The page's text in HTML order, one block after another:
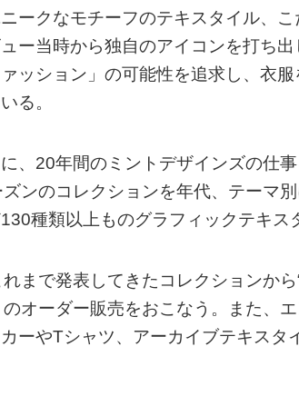
ークなモチーフのテキスタイル、
ー当時から独自のアイコンを打ち
ッション」の可能性を追求し、衣
る。
、20年間のミントデザインズの仕
ンのコレクションを年代、テーマ
種類以上ものグラフィックテキス
まで発表してきたコレクションから
オーダー販売をおこなう。また、
ーやTシャツ、アーカイブテキスタ